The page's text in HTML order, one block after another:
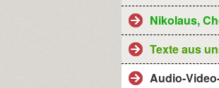
Nikolaus,
Texte aus
Audio-